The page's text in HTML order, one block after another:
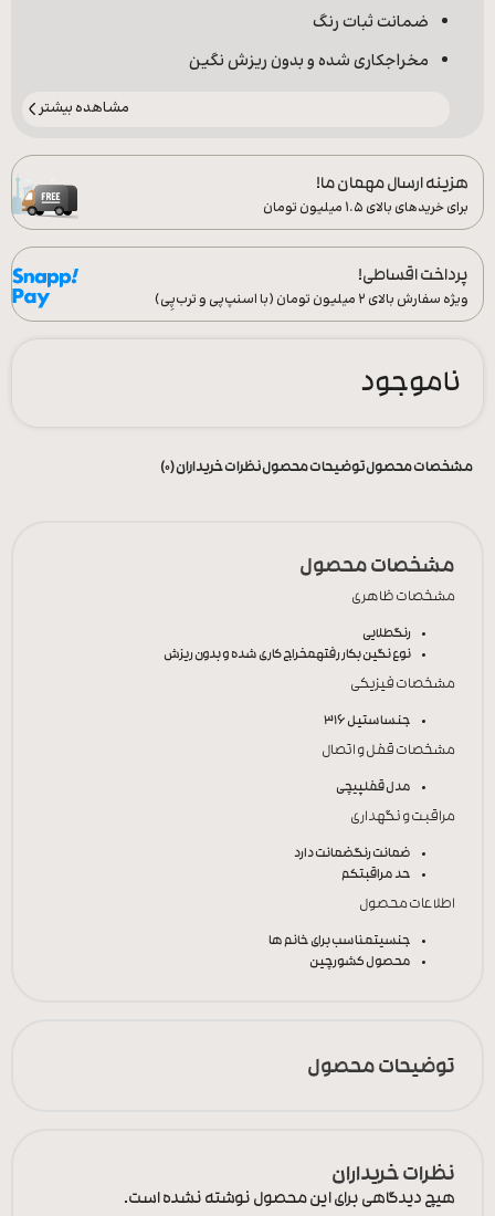
ضمانت ثبات رنگ
مخراجکاری شده و بدون ریزش نگین
مشاهده بیشتر
هزینه ارسال مهمان ما!
برای خریدهای بالای ۱.۵ میلیون تومان
پرداخت اقساطی!
ویژه سفارش‌ بالای ۲ میلیون تومان (با اسنپ‌پی و ترب‌پِی)
ناموجود
مشخصات محصولتوضیحات محصولنظرات خریداران (0)
مشخصات محصول
مشخصات ظاهری
رنگطلایی
نوع نگین بکار رفتهمخراج کاری شده و بدون ریزش
مشخصات فیزیکی
جنساستیل 316
مشخصات قفل و اتصال
مدل قفلپیچی
مراقبت و نگهداری
ضمانت رنگضمانت دارد
حد مراقبتکم
اطلاعات محصول
جنسیتمناسب برای خانم ها
محصول کشورچین
توضیحات محصول
نظرات خریداران
هیچ دیدگاهی برای این محصول نوشته نشده است.